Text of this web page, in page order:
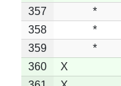
357
*
358
*
359
*
360
X